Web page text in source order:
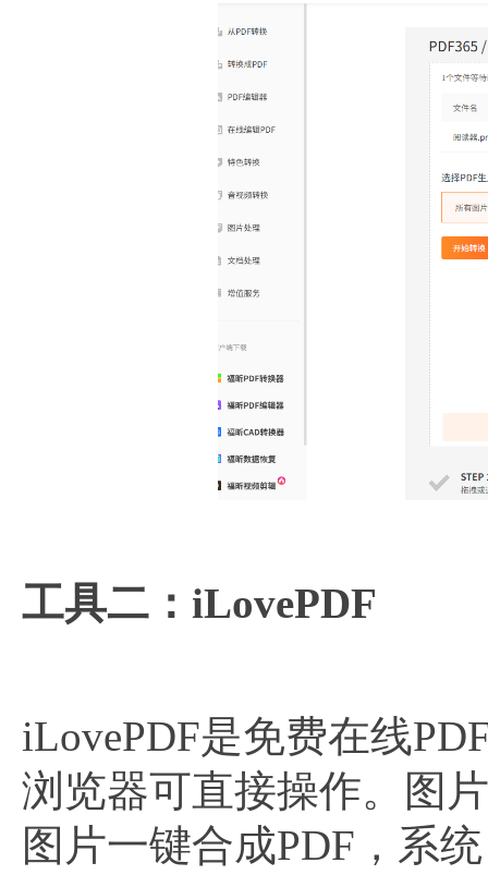
工具二：iLovePDF
iLovePDF是免费在线
浏览器可直接操作。图
图片一键合成PDF，系